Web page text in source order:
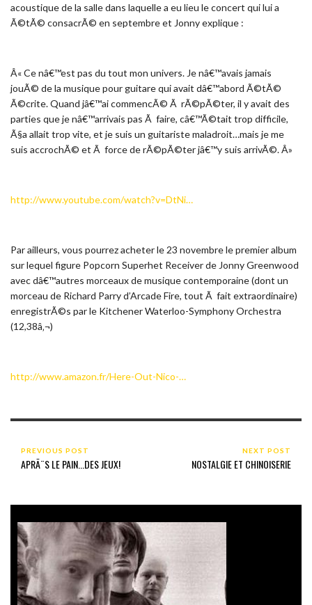
acoustique de la salle dans laquelle a eu lieu le concert qui lui a
Ã©tÃ© consacrÃ© en septembre et Jonny explique :
Â« Ce nâ€™est pas du tout mon univers. Je nâ€™avais jamais
jouÃ© de la musique pour guitare qui avait dâ€™abord Ã©tÃ©
Ã©crite. Quand jâ€™ai commencÃ© Ã rÃ©pÃ©ter, il y avait des
parties que je nâ€™arrivais pas Ã faire, câ€™Ã©tait trop difficile,
Ã§a allait trop vite, et je suis un guitariste maladroit…mais je me
suis accrochÃ© et Ã force de rÃ©pÃ©ter jâ€™y suis arrivÃ©. Â»
http://www.youtube.com/watch?v=DtNi…
Par ailleurs, vous pourrez acheter le 23 novembre le premier album
sur lequel figure Popcorn Superhet Receiver de Jonny Greenwood
avec dâ€™autres morceaux de musique contemporaine (dont un
morceau de Richard Parry d’Arcade Fire, tout Ã fait extraordinaire)
enregistrÃ©s par le Kitchener Waterloo-Symphony Orchestra
(12,38â‚¬)
http://www.amazon.fr/Here-Out-Nico-…
PREVIOUS POST
APRÃ¨S LE PAIN...DES JEUX!
NEXT POST
NOSTALGIE ET CHINOISERIE